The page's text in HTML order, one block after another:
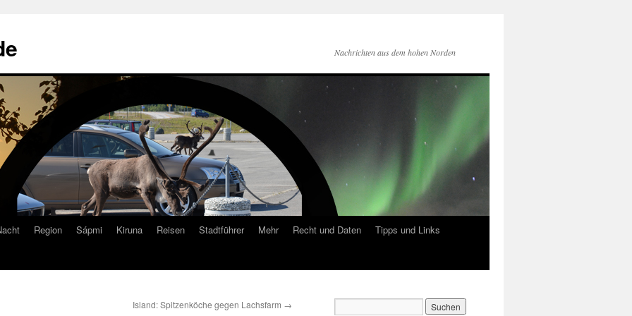
Nachrichten aus dem hohen Norden
Region Sápmi Kiruna Reisen Stadtführer Mehr Recht und Daten
Tipps und Links
Island: Spitzenköche gegen Lachsfarm →